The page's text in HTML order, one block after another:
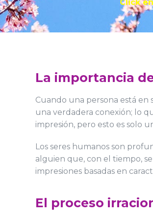
Click
La importancia
Cuando una persona está
una verdadera conexión; lo
impresión, pero esto es solo
Los seres humanos son
alguien que, con el tiempo,
impresiones basadas en
El proceso